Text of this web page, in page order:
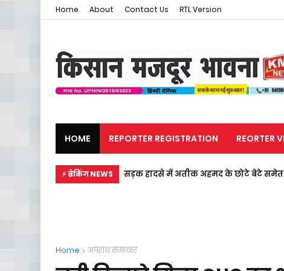
Home About Contact Us RTL Version
HOME REPORTER REGISTRATION REORTER
मजदूर समाचार राजनीति
⚡ ब्रेकिंग NEWS सड़क हादसे में अतीक अहमद के छोटे बेटे समेत
Home अपराध समाचार